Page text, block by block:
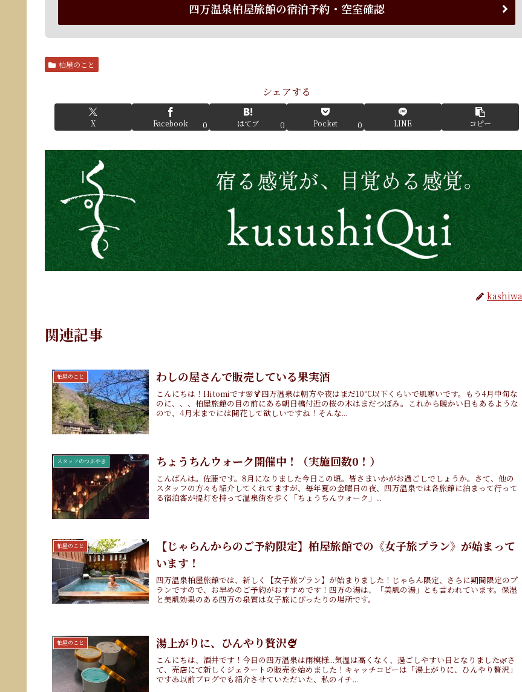
四万温泉柏屋旅館の宿泊予約・空室確認
柏屋のこと
シェアする
X Facebook 0 はてブ 0 Pocket 0 LINE コピー
kashiwa
関連記事
柏屋のこと わしの屋さんで販売している果実酒
こんにちは！Hitomiです🌸🍹四万温泉は朝方や夜はまだ10℃以下くらいで肌寒いです。もう4月中旬な
のに、、、柏屋旅館の目の前にある朝日橋付近の桜の木はまだつぼみ。これから暖かい日もあるような
ので、4月末までには開花して欲しいですね！そんな...
スタッフのつぶやき ちょうちんウォーク開催中！（実施回数0！）
こんばんは。佐藤です。8月になりました今日この頃。皆さまいかがお過ごしでしょうか。さて、他の
スタッフの方々も紹介してくれてますが、毎年夏の金曜日の夜、四万温泉では各旅館に泊まって行って
る宿泊客が提灯を持って温泉街を歩く「ちょうちんウォーク」...
柏屋のこと
【じゃらんからのご予約限定】柏屋旅館での《女子旅プラン》が始まって
います！
四万温泉柏屋旅館では、新しく【女子旅プラン】が始まりました！じゃらん限定、さらに期間限定のプ
ランですので、お早めのご予約がおすすめです！四万の湯は、「美肌の湯」とも言われています。保湿
と美肌効果のある四万の泉質は女子旅にぴったりの場所です。
柏屋のこと 湯上がりに、ひんやり贅沢🍨
こんにちは、酒井です！今日の四万温泉は雨模様...気温は高くなく、過ごしやすい日となりました🌿さ
て、売店にて新しくジェラートの販売を始めました！キャッチコピーは「湯上がりに、ひんやり贅沢」
です♨️以前ブログでも紹介させていただいた、私のイチ...